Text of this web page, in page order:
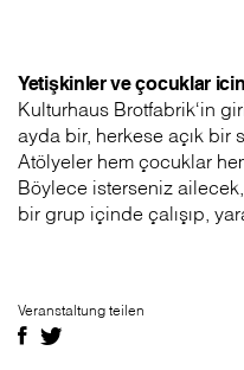
Yetişkinler ve çocuklar icin
Kulturhaus Brotfabrik‘in
ayda bir, herkese açık bir
Atölyeler hem çocuklar
Böylece isterseniz
bir grup içinde çalışıp,
Veranstaltung teilen